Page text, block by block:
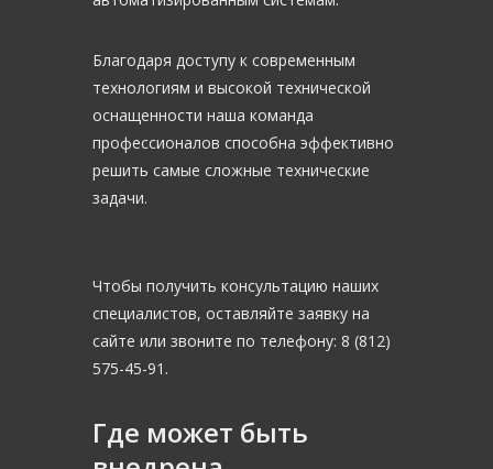
Благодаря доступу к современным
технологиям и высокой технической
оснащенности наша команда
профессионалов способна эффективно
решить самые сложные технические
задачи.
Чтобы получить консультацию наших
специалистов, оставляйте заявку на
сайте или звоните по телефону: 8 (812)
575-45-91.
Где может быть